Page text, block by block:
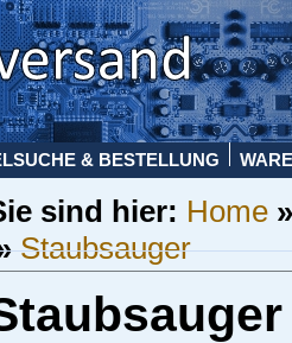
& BESTELLUNG
sind hier: Home
Staubsauger